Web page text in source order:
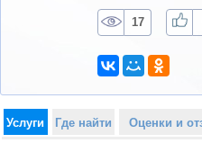
17
Услуги Где найти Оценки и